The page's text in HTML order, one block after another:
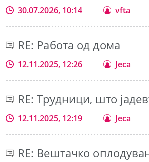
30.07.2026, 10:14 vfta
RE: Работа од дома
12.11.2025, 12:26 Jeca
RE: Трудници, што
12.11.2025, 12:19 Jeca
RE: Вештачко